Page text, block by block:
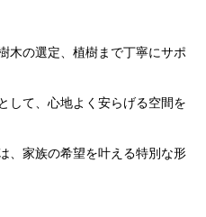
木の選定、植樹まで丁寧にサポ
して、心地よく安らげる空間を
、家族の希望を叶える特別な形